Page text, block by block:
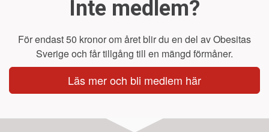
Inte medlem?
För endast 50 kronor om året blir du en del av Obesitas
Sverige och får tillgång till en mängd förmåner.
Läs mer och bli medlem här